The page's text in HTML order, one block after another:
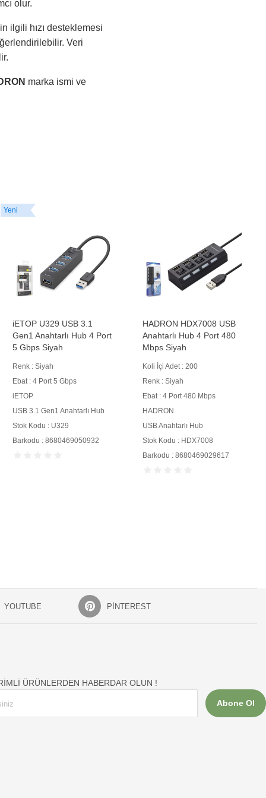
olur.
ilgili hızı desteklemesi
Veri
marka ismi ve
Yeni
iETOP U329 USB 3.1
Gen1 Anahtarlı Hub 4 Port
5 Gbps Siyah
Renk : Siyah
Ebat : 4 Port 5 Gbps
iETOP
USB 3.1 Gen1 Anahtarlı Hub
Stok Kodu : U329
Barkodu : 8680469050932
HADRON HDX7008 USB
Anahtarlı Hub 4 Port 480
Mbps Siyah
Koli İçi Adet : 200
Renk : Siyah
Ebat : 4 Port 480 Mbps
HADRON
USB Anahtarlı Hub
Stok Kodu : HDX7008
Barkodu : 8680469029617
YOUTUBE PINTEREST
ÜRÜNLERDEN HABERDAR OLUN !
Abone Ol